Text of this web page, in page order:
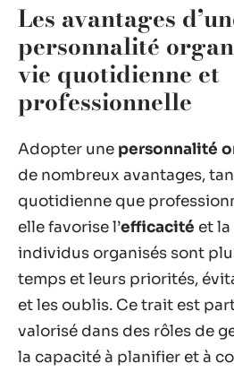
Les avantages
personnalité
vie quotidienne et
professionnelle
Adopter une personnalité
de nombreux avantages,
quotidienne que
elle favorise l’efficacité et la
individus organisés sont
temps et leurs priorités,
et les oublis. Ce trait est
valorisé dans des rôles de
la capacité à planifier et à